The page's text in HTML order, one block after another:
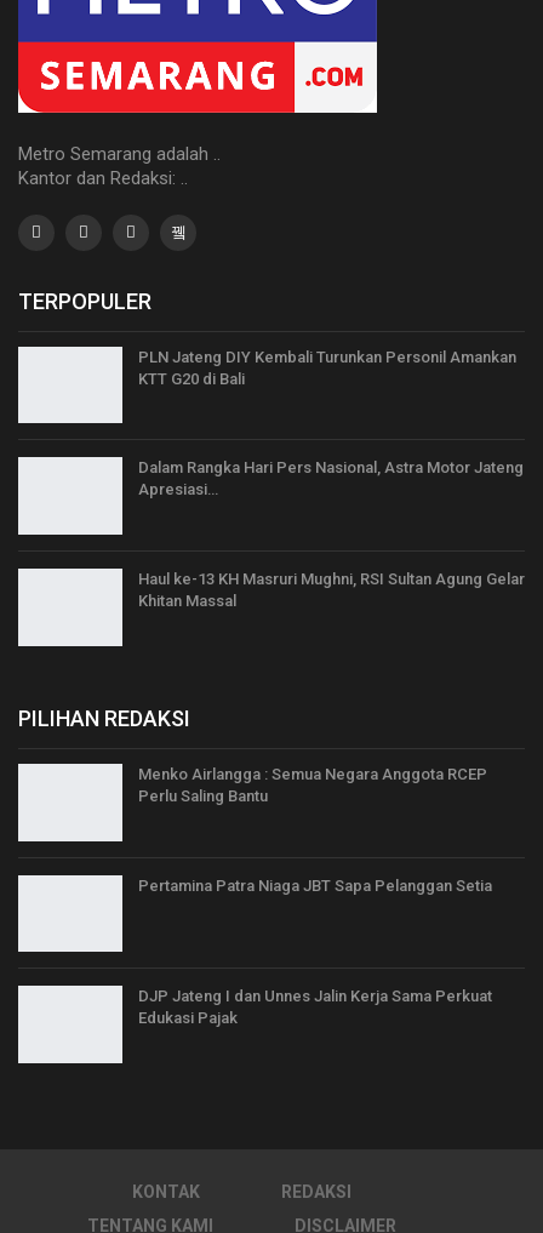
Metro Semarang adalah ..
Kantor dan Redaksi: ..
TERPOPULER
PLN Jateng DIY Kembali Turunkan Personil Amankan
KTT G20 di Bali
Dalam Rangka Hari Pers Nasional, Astra Motor Jateng
Apresiasi…
Haul ke-13 KH Masruri Mughni, RSI Sultan Agung Gelar
Khitan Massal
PILIHAN REDAKSI
Menko Airlangga : Semua Negara Anggota RCEP
Perlu Saling Bantu
Pertamina Patra Niaga JBT Sapa Pelanggan Setia
DJP Jateng I dan Unnes Jalin Kerja Sama Perkuat
Edukasi Pajak
KONTAK
REDAKSI
TENTANG KAMI
DISCLAIMER